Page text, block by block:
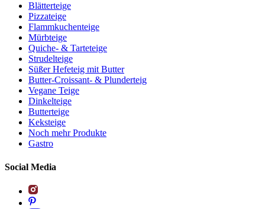
Blätterteige
Pizzateige
Flammkuchenteige
Mürbteige
Quiche- & Tarteteige
Strudelteige
Süßer Hefeteig mit Butter
Butter-Croissant- & Plunderteig
Vegane Teige
Dinkelteige
Butterteige
Keksteige
Noch mehr Produkte
Gastro
Social Media